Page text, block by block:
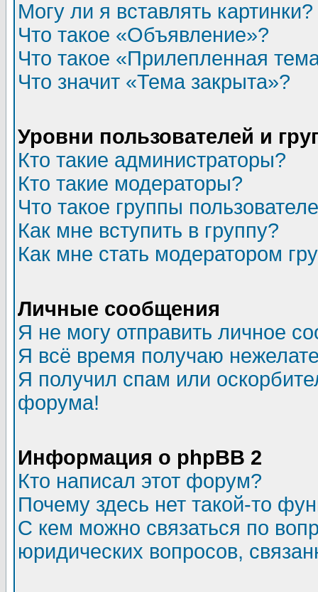
Могу ли я вставлять картинки?
Что такое «Объявление»?
Что такое «Прилепленная
Что значит «Тема закрыта»?
Уровни пользователей и
Кто такие администраторы?
Кто такие модераторы?
Что такое группы
Как мне вступить в группу?
Как мне стать модератором
Личные сообщения
Я не могу отправить личное
Я всё время получаю
Я получил спам или
форума!
Информация о phpBB 2
Кто написал этот форум?
Почему здесь нет такой-то
С кем можно связаться по
юридических вопросов,